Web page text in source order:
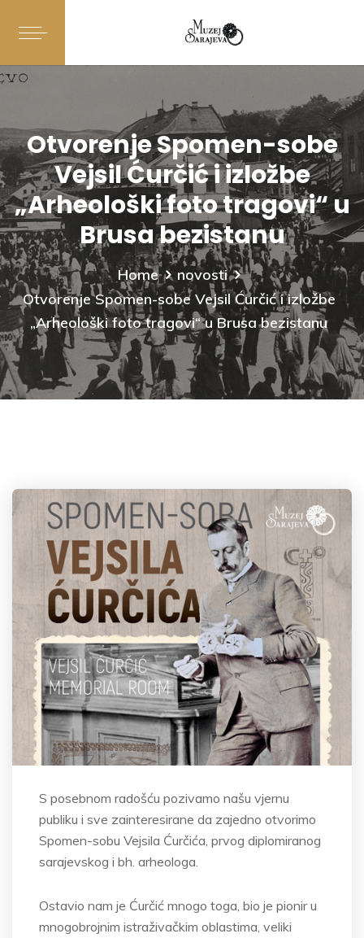
Otvorenje Spomen-sobe
Vejsil Ćurčić i izložbe
„Arheološki foto tragovi“ u
Brusa bezistanu
Home
novosti
Otvorenje Spomen-sobe Vejsil Ćurčić i izložbe
„Arheološki foto tragovi“ u Brusa bezistanu
S posebnom radošću pozivamo našu vjernu
publiku i sve zainteresirane da zajedno otvorimo
Spomen-sobu Vejsila Ćurčića, prvog diplomiranog
sarajevskog i bh. arheologa.
Ostavio nam je Ćurčić mnogo toga, bio je pionir u
mnogobrojnim istraživačkim oblastima, veliki